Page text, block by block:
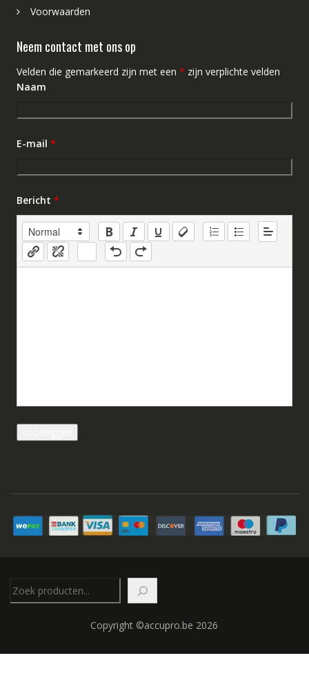
Voorwaarden
Neem contact met ons op
Velden die gemarkeerd zijn met een * zijn verplichte velden
Naam
E-mail *
Bericht *
Copyright ©accupro.be 2026